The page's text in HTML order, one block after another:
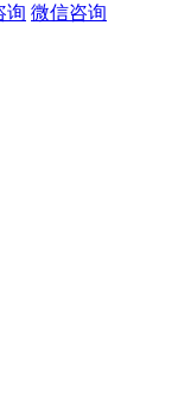
询 微信咨询